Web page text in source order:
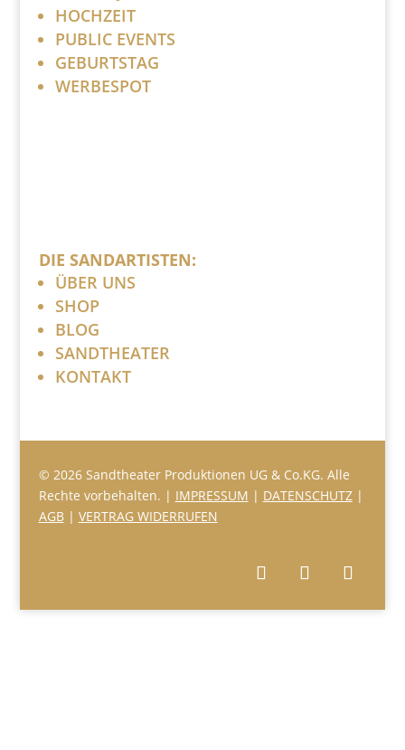
HOCHZEIT
PUBLIC EVENTS
GEBURTSTAG
WERBESPOT
DIE SANDARTISTEN:
ÜBER UNS
SHOP
BLOG
SANDTHEATER
KONTAKT
© 2026 Sandtheater Produktionen UG & Co.KG. Alle
Rechte vorbehalten. | IMPRESSUM | DATENSCHUTZ|
AGB| VERTRAG WIDERRUFEN